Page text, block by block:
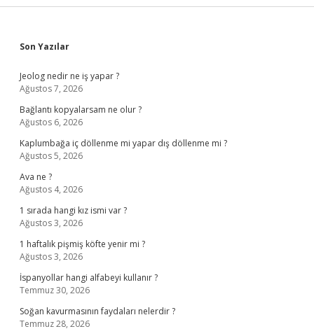
Sidebar
Son Yazılar
Jeolog nedir ne iş yapar ?
Ağustos 7, 2026
Bağlantı kopyalarsam ne olur ?
Ağustos 6, 2026
Kaplumbağa iç döllenme mi yapar dış döllenme mi ?
Ağustos 5, 2026
Ava ne ?
Ağustos 4, 2026
1 sırada hangi kız ismi var ?
Ağustos 3, 2026
1 haftalık pişmiş köfte yenir mi ?
Ağustos 3, 2026
İspanyollar hangi alfabeyi kullanır ?
Temmuz 30, 2026
Soğan kavurmasının faydaları nelerdir ?
Temmuz 28, 2026